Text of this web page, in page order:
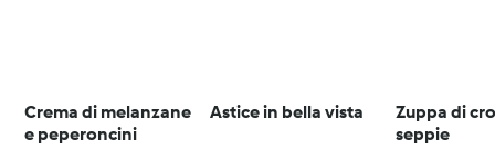
Crema di melanzane
e peperoncini
Astice in bella vista
Zuppa di
seppie